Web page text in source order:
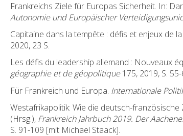
Frankreichs Ziele für Europas Sicherheit. In:
Autonomie und Europäischer
Capitaine dans la tempête : défis et enjeux de
2020, 23 S.
Les défis du leadership allemand : Nouveaux
géographie et de géopolitique175, 2019, S.
Für Frankreich und Europa. Internationale
Westafrikapolitik: Wie die deutsch-
(Hrsg.), Frankreich Jahrbuch 2019. Der
S. 91-109 [mit Michael Staack].